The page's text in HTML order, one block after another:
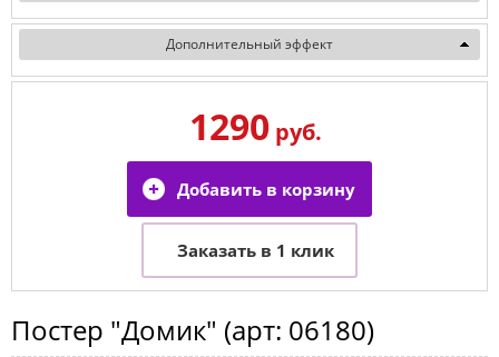
Дополнительный эффект
1290руб.
Постер "Домик" (арт: 06180)